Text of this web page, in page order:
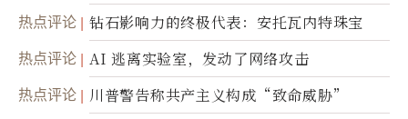
达
热点评论 钻石影响力的终极代表：安托瓦内特珠宝
热点评论 AI 逃离实验室，发动了网络攻击
热点评论 川普警告称共产主义构成“致命威胁”